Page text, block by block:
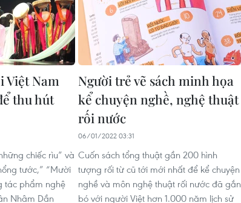
Việt Nam
thu hút
chiếc rìu” và
tước,” “Mười
tác phẩm nghệ
Nhâm Dần
Người trẻ vẽ sách minh họa
kể chuyện nghề, nghệ thuật
rối nước
06/01/2022 03:31
Cuốn sách tổng thuật gần 200 hình
tượng rối từ cũ tới mới nhất để kể chuyện
nghề và môn nghệ thuật rối nước đã gắn
bó với người Việt hơn 1.000 năm lịch sử